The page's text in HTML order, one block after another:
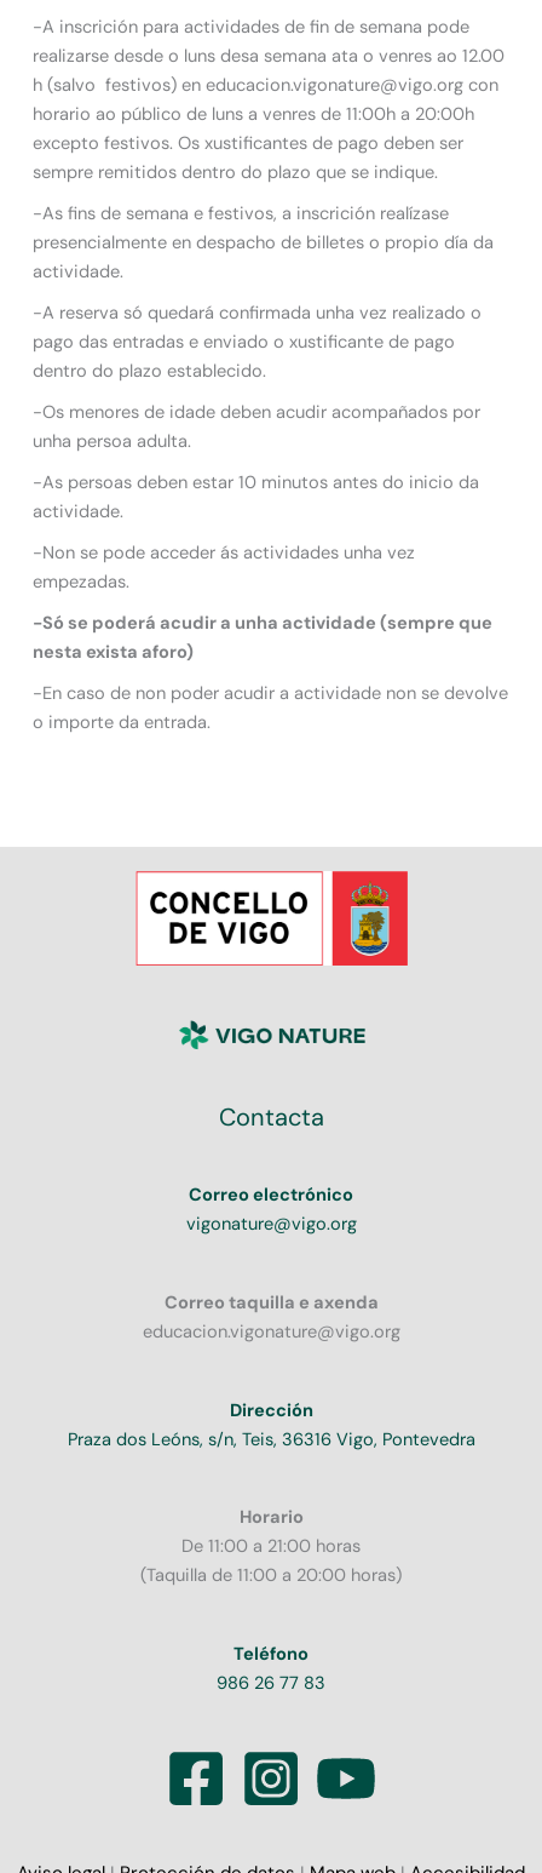
-A inscrición para actividades de fin de semana pode
realizarse desde o luns desa semana ata o venres ao 12.00
h (salvo festivos) en educacion.vigonature@vigo.org con
horario ao público de luns a venres de 11:00h a 20:00h
excepto festivos. Os xustificantes de pago deben ser
sempre remitidos dentro do plazo que se indique.
-As fins de semana e festivos, a inscrición realízase
presencialmente en despacho de billetes o propio día da
actividade.
-A reserva só quedará confirmada unha vez realizado o
pago das entradas e enviado o xustificante de pago
dentro do plazo establecido.
-Os menores de idade deben acudir acompañados por
unha persoa adulta.
-As persoas deben estar 10 minutos antes do inicio da
actividade.
-Non se pode acceder ás actividades unha vez
empezadas.
-Só se poderá acudir a unha actividade (sempre que
nesta exista aforo)
-En caso de non poder acudir a actividade non se devolve
o importe da entrada.
Contacta
Correo electrónico
vigonature@vigo.org
Correo taquilla e axenda
educacion.vigonature@vigo.org
Dirección
Praza dos Leóns, s/n, Teis, 36316 Vigo, Pontevedra
Horario
De 11:00 a 21:00 horas
(Taquilla de 11:00 a 20:00 horas)
Teléfono
986 26 77 83